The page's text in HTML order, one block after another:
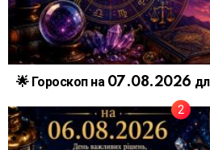
🌟 Гороскоп на 07.08.2026 для